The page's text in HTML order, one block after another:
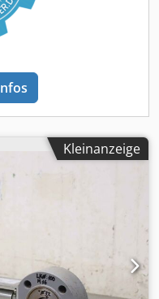
Kleinanzeige